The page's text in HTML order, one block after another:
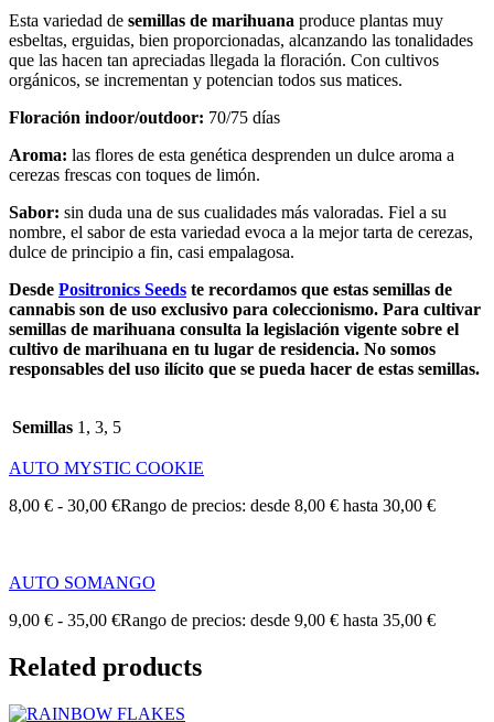
Esta variedad de semillas de marihuana produce plantas muy
esbeltas, erguidas, bien proporcionadas, alcanzando las tonalidades
que las hacen tan apreciadas llegada la floración. Con cultivos
orgánicos, se incrementan y potencian todos sus matices.
Floración indoor/outdoor: 70/75 días
Aroma: las flores de esta genética desprenden un dulce aroma a
cerezas frescas con toques de limón.
Sabor: sin duda una de sus cualidades más valoradas. Fiel a su
nombre, el sabor de esta variedad evoca a la mejor tarta de cerezas,
dulce de principio a fin, casi empalagosa.
Desde Positronics Seeds te recordamos que estas semillas de
cannabis son de uso exclusivo para coleccionismo. Para cultivar
semillas de marihuana consulta la legislación vigente sobre el
cultivo de marihuana en tu lugar de residencia. No somos
responsables del uso ilícito que se pueda hacer de estas semillas.
Semillas 1, 3, 5
AUTO MYSTIC COOKIE
8,00 € - 30,00 €Rango de precios: desde 8,00 € hasta 30,00 €
AUTO SOMANGO
9,00 € - 35,00 €Rango de precios: desde 9,00 € hasta 35,00 €
Related products